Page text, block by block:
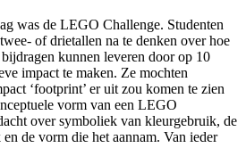
was de LEGO Challenge. Studenten
of drietallen na te denken over hoe
kunnen leveren door op 10
impact te maken. Ze mochten
‘footprint’ er uit zou komen te zien
vorm van een LEGO
over symboliek van kleurgebruik, de
de vorm die het aannam. Van ieder